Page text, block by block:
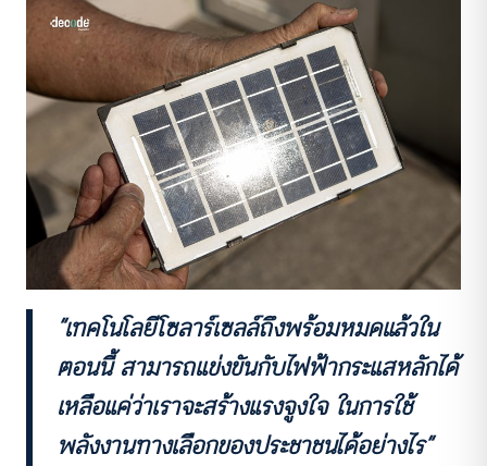
“เทคโนโลยีโซลาร์เซลล์ถึงพร้อมหมดแล้วใน
ตอนนี้ สามารถแข่งขันกับไฟฟ้ากระแสหลักได้
เหลือแค่ว่าเราจะสร้างแรงจูงใจ ในการใช้
พลังงานทางเลือกของประชาชนได้อย่างไร”